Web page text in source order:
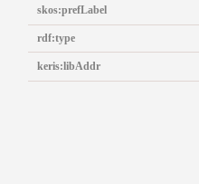
skos:prefLabel
rdf:type
keris:libAddr